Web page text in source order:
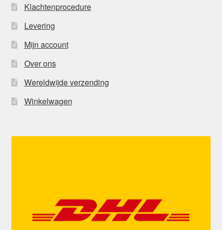
Klachtenprocedure
Levering
Mijn account
Over ons
Wereldwijde verzending
Winkelwagen